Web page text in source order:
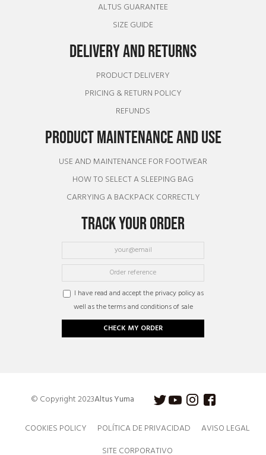
ALTUS GUARANTEE
SIZE GUIDE
DELIVERY AND RETURNS
PRODUCT DELIVERY
PRICING & RETURN POLICY
REFUNDS
PRODUCT MAINTENANCE AND USE
USE AND MAINTENANCE FOR FOOTWEAR
HOW TO SELECT A SLEEPING BAG
CARRYING A BACKPACK CORRECTLY
TRACK YOUR ORDER
I have read and accept the privacy policy as
well as the terms and conditions of sale
CHECK MY ORDER
© Copyright 2023Altus Yuma
COOKIES POLICY POLÍTICA DE PRIVACIDAD
AVISO LEGAL
SITE CORPORATIVO